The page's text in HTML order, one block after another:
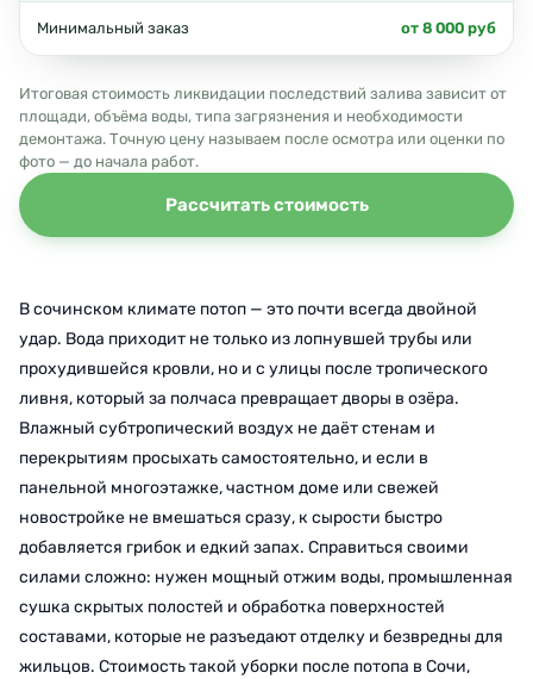
Минимальный заказ от 8 000 руб
Итоговая стоимость ликвидации последствий залива зависит от
площади, объёма воды, типа загрязнения и необходимости
демонтажа. Точную цену называем после осмотра или оценки по
фото — до начала работ.
Рассчитать стоимость
В сочинском климате потоп — это почти всегда двойной
удар. Вода приходит не только из лопнувшей трубы или
прохудившейся кровли, но и с улицы после тропического
ливня, который за полчаса превращает дворы в озёра.
Влажный субтропический воздух не даёт стенам и
перекрытиям просыхать самостоятельно, и если в
панельной многоэтажке, частном доме или свежей
новостройке не вмешаться сразу, к сырости быстро
добавляется грибок и едкий запах. Справиться своими
силами сложно: нужен мощный отжим воды, промышленная
сушка скрытых полостей и обработка поверхностей
составами, которые не разъедают отделку и безвредны для
жильцов. Стоимость такой уборки после потопа в Сочи,